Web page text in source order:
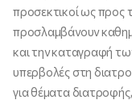
προσεκτικοί ως προς
προσλαμβάνουν
και την καταγραφή
υπερβολές στη
για θέματα